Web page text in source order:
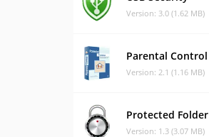
Version: 3.0 (1.62 MB)
Parental Control
Version: 2.1 (1.16 MB)
Protected Folder
Version: 1.3 (3.07 MB)